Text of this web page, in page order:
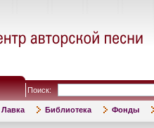
Поиск:
Лавка Библиотека Фонды